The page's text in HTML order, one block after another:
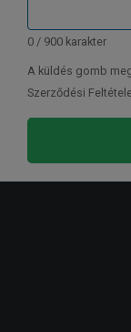
0 / 900 karakter
A küldés gomb
Szerződési